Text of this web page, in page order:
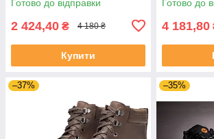
Готово до відправки
2 424,40 ₴ 4 180 ₴
Купити
Готово до
4 181,80
–37% –35%